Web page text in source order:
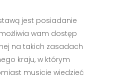
jest posiadanie
wam dostęp
na takich zasadach
kraju, w którym
musicie wiedzieć